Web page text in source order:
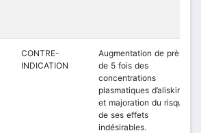
CONTRE-
INDICATION
Augmentation de près
de 5 fois des
concentrations
plasmatiques d’aliskiren
et majoration du risque
de ses effets
indésirables.